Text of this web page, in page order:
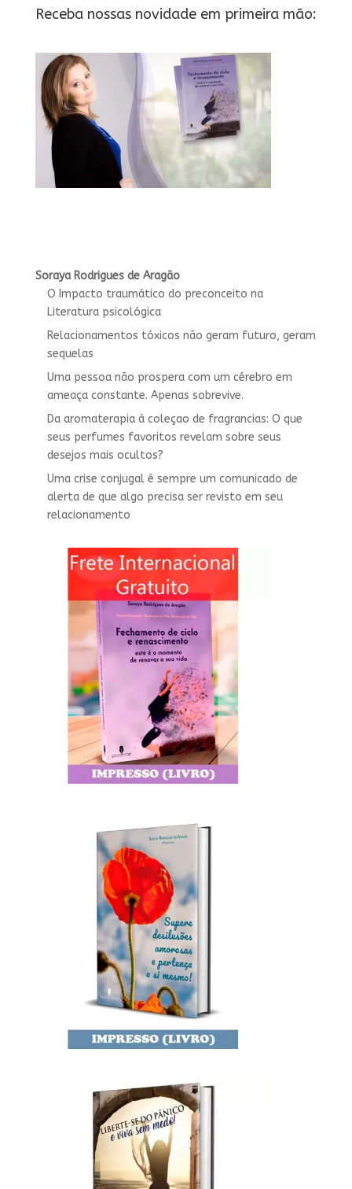
Receba nossas novidade em primeira mão:
Soraya Rodrigues de Aragão
O Impacto traumático do preconceito na
Literatura psicológica
Relacionamentos tóxicos não geram futuro, geram
sequelas
Uma pessoa não prospera com um cérebro em
ameaça constante. Apenas sobrevive.
Da aromaterapia à coleçao de fragrancias: O que
seus perfumes favoritos revelam sobre seus
desejos mais ocultos?
Uma crise conjugal é sempre um comunicado de
alerta de que algo precisa ser revisto em seu
relacionamento